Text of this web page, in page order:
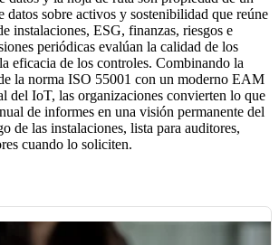
datos sobre activos y sostenibilidad que reúne
instalaciones, ESG, finanzas, riesgos e
periódicas evalúan la calidad de los
eficacia de los controles. Combinando la
la norma ISO 55001 con un moderno EAM
del IoT, las organizaciones convierten lo que
de informes en una visión permanente del
de las instalaciones, lista para auditores,
cuando lo soliciten.